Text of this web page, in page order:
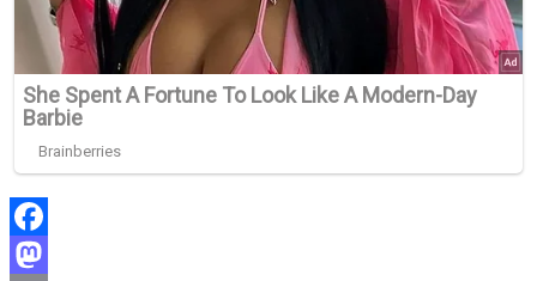
Facebook